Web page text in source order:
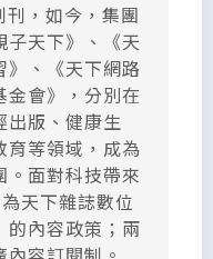
，如今，集團
天下》、《天
》、《天下網路
會》，分別在
出版、健康生
育等領域，成為
。面對科技帶來
天下雜誌數位
的內容政策；兩